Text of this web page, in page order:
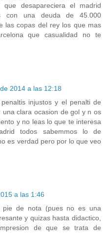
desapareciera el madrid
con una deuda de 45.000
las copas del rey los que mas
que casualidad no te
2014 a las 12:18
injustos y el penalti de
clara ocasion de gol y n os
y no leas lo que te interesa
todos sabemmos lo de
es verdad pero por lo que veo
a las 1:46
pie de nota (pues no es una
y quizas hasta didactico,
de que se trata de